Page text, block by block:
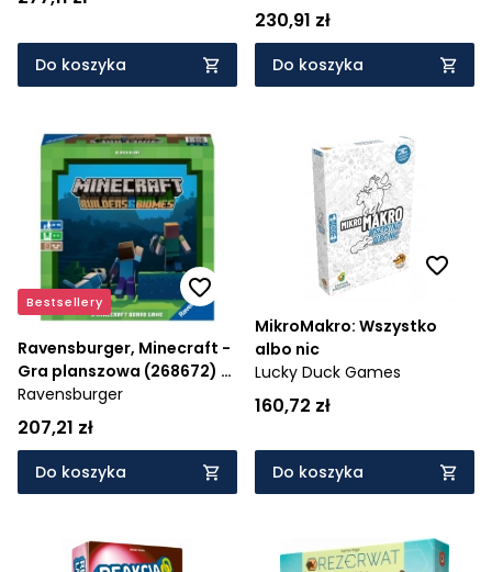
Do koszyka
230,91 zł
Do koszyka
Bestsellery
Ravensburger, Minecraft -
Gra planszowa (268672) -
Wiek: 10+
Ravensburger
207,21 zł
Do koszyka
MikroMakro: Wszystko
albo nic
Lucky Duck Games
160,72 zł
Do koszyka